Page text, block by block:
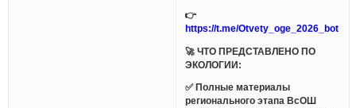
👉
https://t.me/Otvety_oge_2026_bot
🚀 ЧТО ПРЕДСТАВЛЕНО ПО
ЭКОЛОГИИ:
✅ Полные материалы
регионального этапа ВсОШ